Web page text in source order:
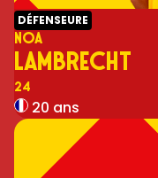
DÉFENSEURE
NOA
LAMBRECHT
Numéro
24
20 ans